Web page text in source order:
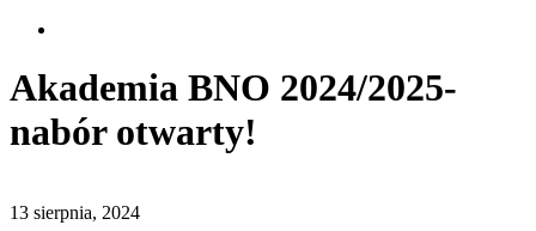
Akademia BNO 2024/2025-
nabór otwarty!
13 sierpnia, 2024